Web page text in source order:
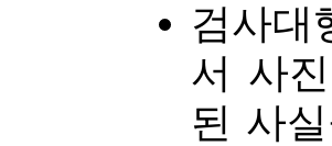
검사대
서 사
된 사